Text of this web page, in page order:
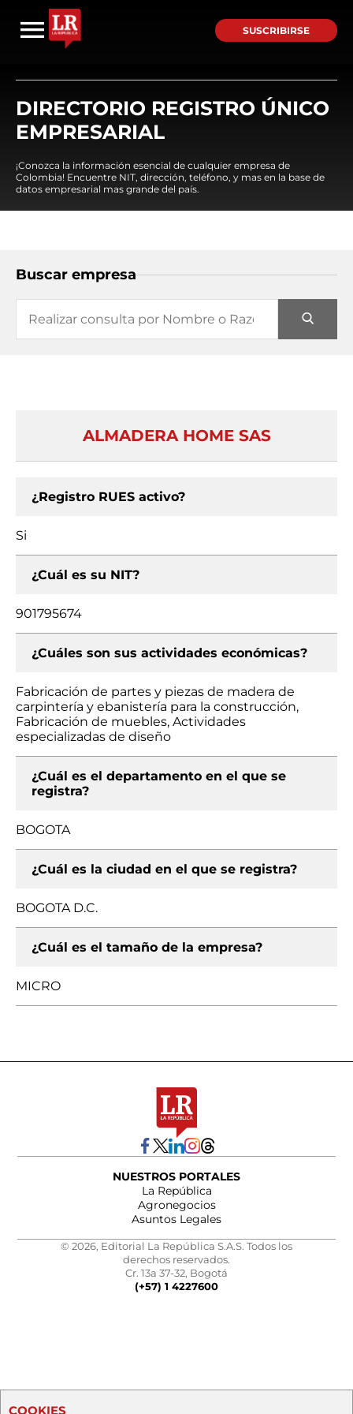
SUSCRIBIRSE
DIRECTORIO REGISTRO ÚNICO
EMPRESARIAL
¡Conozca la información esencial de cualquier empresa de
Colombia! Encuentre NIT, dirección, teléfono, y mas en la base de
datos empresarial mas grande del país.
Buscar empresa
ALMADERA HOME SAS
¿Registro RUES activo?
Si
¿Cuál es su NIT?
901795674
¿Cuáles son sus actividades económicas?
Fabricación de partes y piezas de madera de
carpintería y ebanistería para la construcción,
Fabricación de muebles, Actividades
especializadas de diseño
¿Cuál es el departamento en el que se
registra?
BOGOTA
¿Cuál es la ciudad en el que se registra?
BOGOTA D.C.
¿Cuál es el tamaño de la empresa?
MICRO
NUESTROS PORTALES
La República
Agronegocios
Asuntos Legales
© 2026, Editorial La República S.A.S. Todos los
derechos reservados.
Cr. 13a 37-32, Bogotá
(+57) 1 4227600
COOKIES